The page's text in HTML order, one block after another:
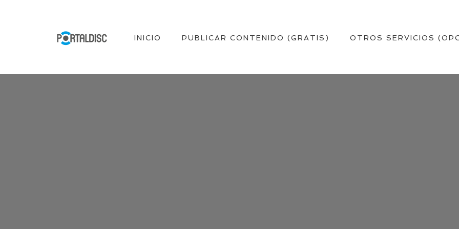
INICIO PUBLICAR CONTENIDO (GRATIS) OTROS SERVICIOS